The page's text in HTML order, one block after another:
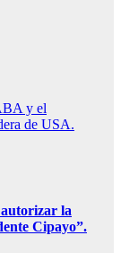
y el
de USA.
la
Cipayo”.